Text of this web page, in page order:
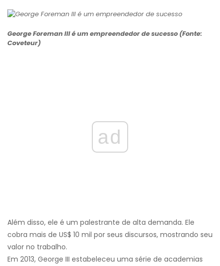
George Foreman III é um empreendedor de sucesso (Fonte:
Coveteur)
ad
Além disso, ele é um palestrante de alta demanda. Ele
cobra mais de US$ 10 mil por seus discursos, mostrando seu
valor no trabalho.
Em 2013, George III estabeleceu uma série de academias